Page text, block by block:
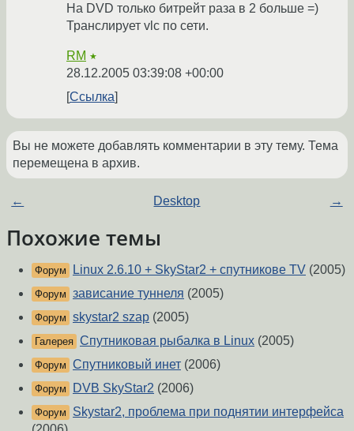
На DVD только битрейт раза в 2 больше =)
Транслирует vlc по сети.
RM ★
28.12.2005 03:39:08 +00:00
Ссылка
Вы не можете добавлять комментарии в эту тему. Тема
перемещена в архив.
← Desktop →
Похожие темы
Форум Linux 2.6.10 + SkyStar2 + спутникове TV (2005)
Форум зависание туннеля (2005)
Форум skystar2 szap (2005)
Галерея Спутниковая рыбалка в Linux (2005)
Форум Спутниковый инет (2006)
Форум DVB SkyStar2 (2006)
Форум
Skystar2, проблема при поднятии интерфейса